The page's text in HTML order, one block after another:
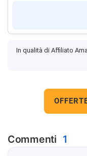
In qualità di Affiliato
Commenti 1